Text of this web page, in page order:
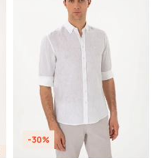
-30%